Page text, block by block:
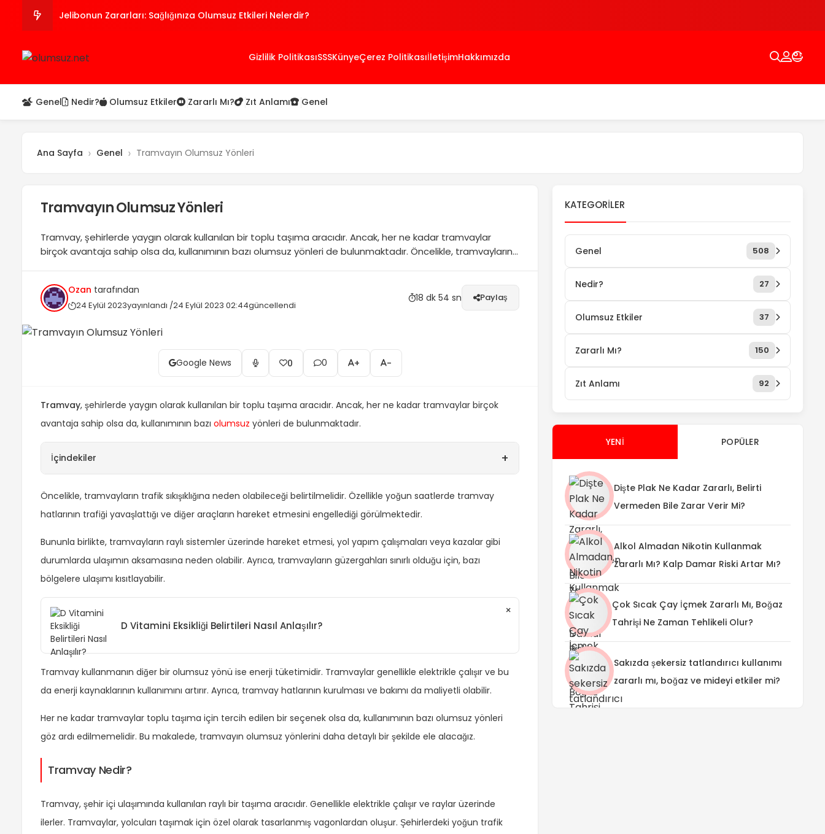
Jelibonun Zararları: Sağlığınıza Olumsuz Etkileri Nelerdir?
Biyoteknolojinin Olumlu ve Olumsuz Yönleri
Gizlilik PolitikasıSSSKünyeÇerez PolitikasıİletişimHakkımızda
Genel Nedir? Olumsuz Etkiler Zararlı Mı? Zıt Anlamı Genel
Ana Sayfa Genel Tramvayın Olumsuz Yönleri
Tramvayın Olumsuz Yönleri
Tramvay, şehirlerde yaygın olarak kullanılan bir toplu taşıma aracıdır. Ancak, her ne kadar tramvaylar
birçok avantaja sahip olsa da, kullanımının bazı olumsuz yönleri de bulunmaktadır. Öncelikle, tramvayların
raylı... Ozan tarafından
24 Eylül 2023yayınlandı /24 Eylül 2023 02:44güncellendi
18 dk 54 sn Paylaş
Google News 0 0 + -
Tramvay, şehirlerde yaygın olarak kullanılan bir toplu taşıma aracıdır. Ancak, her ne kadar tramvaylar birçok
avantaja sahip olsa da, kullanımının bazı olumsuz yönleri de bulunmaktadır.
İçindekiler +
Öncelikle, tramvayların trafik sıkışıklığına neden olabileceği belirtilmelidir. Özellikle yoğun saatlerde tramvay
hatlarının trafiği yavaşlattığı ve diğer araçların hareket etmesini engellediği görülmektedir.
Bununla birlikte, tramvayların raylı sistemler üzerinde hareket etmesi, yol yapım çalışmaları veya kazalar gibi
durumlarda ulaşımın aksamasına neden olabilir. Ayrıca, tramvayların güzergahları sınırlı olduğu için, bazı
bölgelere ulaşımı kısıtlayabilir.
D Vitamini Eksikliği Belirtileri Nasıl Anlaşılır?
×
Tramvay kullanmanın diğer bir olumsuz yönü ise enerji tüketimidir. Tramvaylar genellikle elektrikle çalışır ve bu
da enerji kaynaklarının kullanımını artırır. Ayrıca, tramvay hatlarının kurulması ve bakımı da maliyetli olabilir.
Her ne kadar tramvaylar toplu taşıma için tercih edilen bir seçenek olsa da, kullanımının bazı olumsuz yönleri
göz ardı edilmemelidir. Bu makalede, tramvayın olumsuz yönlerini daha detaylı bir şekilde ele alacağız.
Tramvay Nedir?
Tramvay, şehir içi ulaşımında kullanılan raylı bir taşıma aracıdır. Genellikle elektrikle çalışır ve raylar üzerinde
ilerler. Tramvaylar, yolcuları taşımak için özel olarak tasarlanmış vagonlardan oluşur. Şehirlerdeki yoğun trafik
KATEGORILER
Genel 508
Nedir? 27
Olumsuz Etkiler 37
Zararlı Mı? 150
Zıt Anlamı 92
YENI POPÜLER
Dişte Plak Ne Kadar Zararlı, Belirti
Vermeden Bile Zarar Verir Mi?
Alkol Almadan Nikotin Kullanmak
Zararlı Mı? Kalp Damar Riski Artar Mı?
Çok Sıcak Çay İçmek Zararlı Mı, Boğaz
Tahrişi Ne Zaman Tehlikeli Olur?
Sakızda şekersiz tatlandırıcı kullanımı
zararlı mı, boğaz ve mideyi etkiler mi?